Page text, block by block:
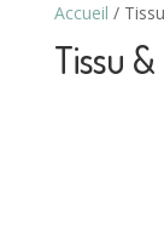
Accueil /
Tissu